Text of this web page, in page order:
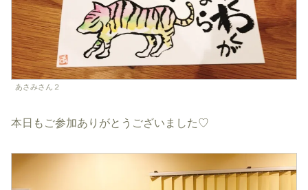
あさみさん２
本日もご参加ありがとうございました♡